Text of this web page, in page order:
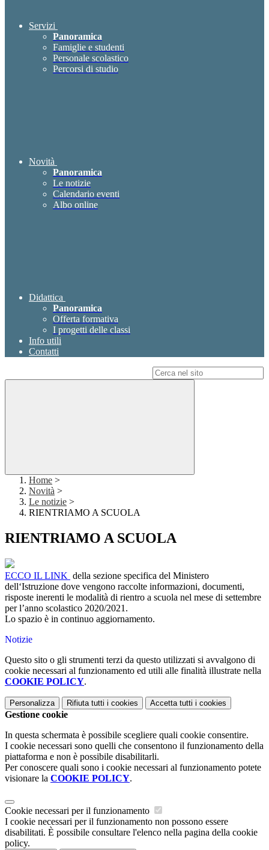
Servizi
Panoramica
Famiglie e studenti
Personale scolastico
Percorsi di studio
Novità
Panoramica
Le notizie
Calendario eventi
Albo online
Didattica
Panoramica
Offerta formativa
I progetti delle classi
Info utili
Contatti
Home >
Novità >
Le notizie >
RIENTRIAMO A SCUOLA
RIENTRIAMO A SCUOLA
ECCO IL LINK della sezione specifica del Ministero
dell‘Istruzione dove vengono raccolte informazioni, documenti,
risposte inerenti le modalità di rientro a scuola nel mese di settembre
per l’anno scolastico 2020/2021.
Lo spazio è in continuo aggiornamento.
Notizie
Questo sito o gli strumenti terzi da questo utilizzati si avvalgono di
cookie necessari al funzionamento ed utili alle finalità illustrate nella
COOKIE POLICY.
Personalizza Rifiuta tutti i cookies Accetta tutti i cookies
Gestione cookie
In questa schermata è possibile scegliere quali cookie consentire.
I cookie necessari sono quelli che consentono il funzionamento della
piattaforma e non è possibile disabilitarli.
Per conoscere quali sono i cookie necessari al funzionamento potete
visionare la COOKIE POLICY.
Cookie necessari per il funzionamento
I cookie necessari per il funzionamento non possono essere
disabilitati. È possibile consultare l'elenco nella pagina della cookie
policy.